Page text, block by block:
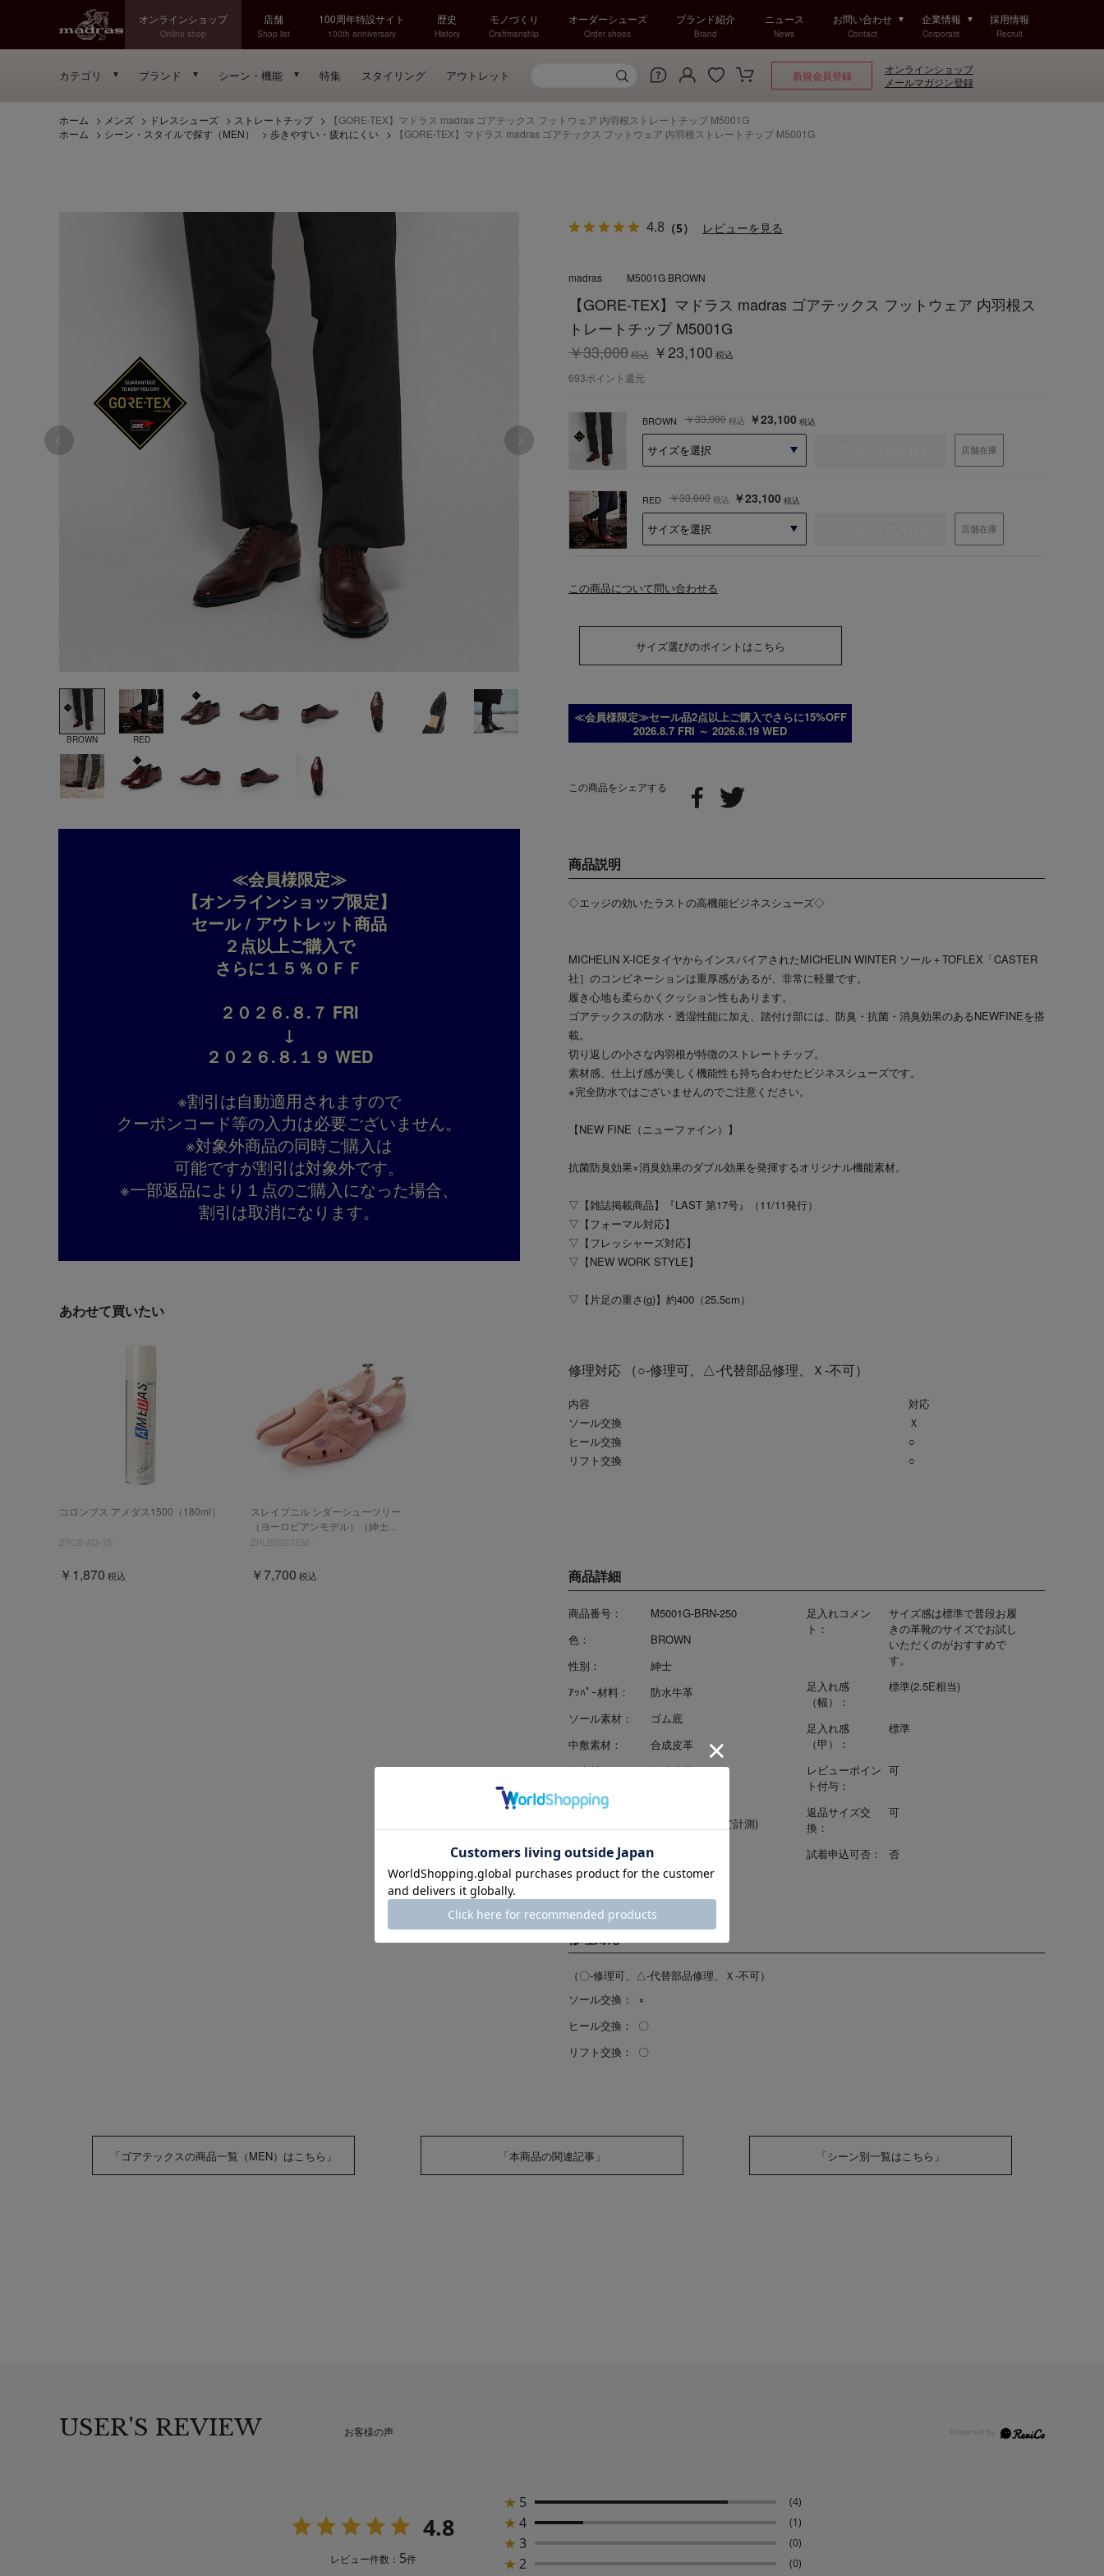
オンラインショップ
Online shop
店舗
Shop list
100周年特設サイト
100th anniversary
歴史
History
モノづくり
Craftmanship
オーダーシューズ
Order shoes
ブランド紹介
Brand
ニュース
News
お問い合わせ
Contact
企業情報
Corporate
採用情報
Recruit
カテゴリ ブランド シーン・機能 特集 スタイリング アウトレット 新規会員登録
オンラインショップ
メールマガジン登録
ホーム > メンズ > ドレスシューズ > ストレートチップ >
【GORE-TEX】マドラス madras ゴアテックス フットウェア 内羽根ストレートチップ M5001G
ホーム
> シーン・スタイルで探す（MEN） > 歩きやすい・疲れにくい > 【GORE-TEX】マドラス madras ゴアテックス フットウェア 内羽根ストレートチップ M5001G
BROWN RED
≪会員様限定≫
【オンラインショップ限定】
セール / アウトレット商品
２点以上ご購入で
さらに１５％ＯＦＦ
２０２６.８.７ FRI
↓
２０２６.８.１９ WED
※割引は自動適用されますので
クーポンコード等の入力は必要ございません。
※対象外商品の同時ご購入は
可能ですが割引は対象外です。
※一部返品により１点のご購入になった場合、
割引は取消になります。
あわせて買いたい
コロンブス アメダス1500（180ml）
ZPCB-AD-15 -
￥1,870 税込
スレイプニル シダーシューツリー
（ヨーロピアンモデル）（紳士...
ZPLBSSSTEM -
￥7,700 税込
この商品をシェアする
4.8 （5） レビューを見る
【GORE-TEX】マドラス madras ゴアテックス フットウェア 内羽根ス
トレートチップ M5001G
￥23,100 税込
￥33,000税込
商品詳細
商品番号：
M5001G-BRN-250
色：
BROWN
性別：
紳士
ｱｯﾊﾟｰ材料：
防水牛革
ソール素材：
ゴム底
中敷素材：
合成皮革
裏素材：
合成皮革
製法：
約400g(25,5cmで計測)
ヒールの高さ： 2.5cm
原産国：
日本
足入れコメン
ト：
サイズ感は標準で普段お履
きの革靴のサイズでお試し
いただくのがおすすめで
す。
足入れ感
（幅）：
標準(2.5E相当)
足入れ感
（甲）：
標準
レビューポイン
ト付与：
可
返品サイズ交
換：
可
試着申込可否： 否
修理対応
（〇-修理可、△-代替部品修理、Ｘ-不可）
ソール交換：
×
ヒール交換：
〇
リフト交換：
〇
BROWN ￥23,100 税込
￥33,000 税込
店舗在庫
RED ￥23,100 税込
￥33,000 税込
店舗在庫
madras M5001G BROWN
693ポイント還元
商品説明
◇エッジの効いたラストの高機能ビジネスシューズ◇
MICHELIN X-ICEタイヤからインスパイアされたMICHELIN WINTER ソール＋TOFLEX「CASTER
社］のコンビネーションは重厚感があるが、非常に軽量です。
履き心地も柔らかくクッション性もあります。
ゴアテックスの防水・透湿性能に加え、踏付け部には、防臭・抗菌・消臭効果のあるNEWFINEを搭
載。
切り返しの小さな内羽根が特徴のストレートチップ。
素材感、仕上げ感が美しく機能性も持ち合わせたビジネスシューズです。
※完全防水ではございませんのでご注意ください。
【NEW FINE（ニューファイン）】
抗菌防臭効果×消臭効果のダブル効果を発揮するオリジナル機能素材。
▽【雑誌掲載商品】『LAST 第17号』（11/11発行）
▽【フォーマル対応】
▽【フレッシャーズ対応】
▽【NEW WORK STYLE】
▽【片足の重さ(g)】約400（25.5cm）
修理対応 （○-修理可、△-代替部品修理、Ｘ-不可）
内容
対応
ソール交換
Ｘ
ヒール交換
○
リフト交換
○
この商品について問い合わせる
サイズ選びのポイントはこちら
≪会員様限定≫セール品2点以上ご購入でさらに15%OFF
2026.8.7 FRI ～ 2026.8.19 WED
「ゴアテックスの商品一覧（MEN）はこちら」 「本商品の関連記事」 「シーン別一覧はこちら」
USER'S REVIEW お客様の声
4.8
レビュー件数： 5件
★ 5 (4)
★4 (1)
★ 3 (0)
★2 (0)